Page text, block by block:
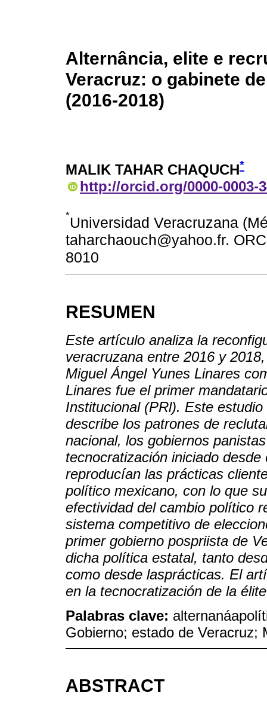
Alternância, elite e
Veracruz: o gabinete
(2016-2018)
MALIK TAHAR CHAQUCH*
http://orcid.org/0000-0003-
*Universidad Veracruzana
taharchaouch@yahoo.fr.
8010
RESUMEN
Este artículo analiza la
veracruzana entre 2016 y
Miguel Ángel Yunes Linares
Linares fue el primer
Institucional (PRl). Este
describe los patrones de
nacional, los gobiernos
tecnocratización iniciado
reproducían las prácticas
político mexicano, con lo que
efectividad del cambio político
sistema competitivo de
primer gobierno pospriista de
dicha política estatal, tanto
como desde lasprácticas. El
en la tecnocratización de la
Palabras clave:
Gobierno; estado de Veracruz;
ABSTRACT